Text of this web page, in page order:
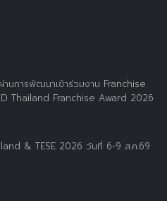
นการพัฒนาเข้าร่วมงาน Franchise
Thailand Franchise Award 2026
& TESE 2026 วันที่ 6-9 ส.ค.69